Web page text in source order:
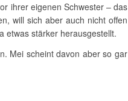
ihrer eigenen Schwester – das
will sich aber auch nicht offen
etwas stärker herausgestellt.
Mei scheint davon aber so gar